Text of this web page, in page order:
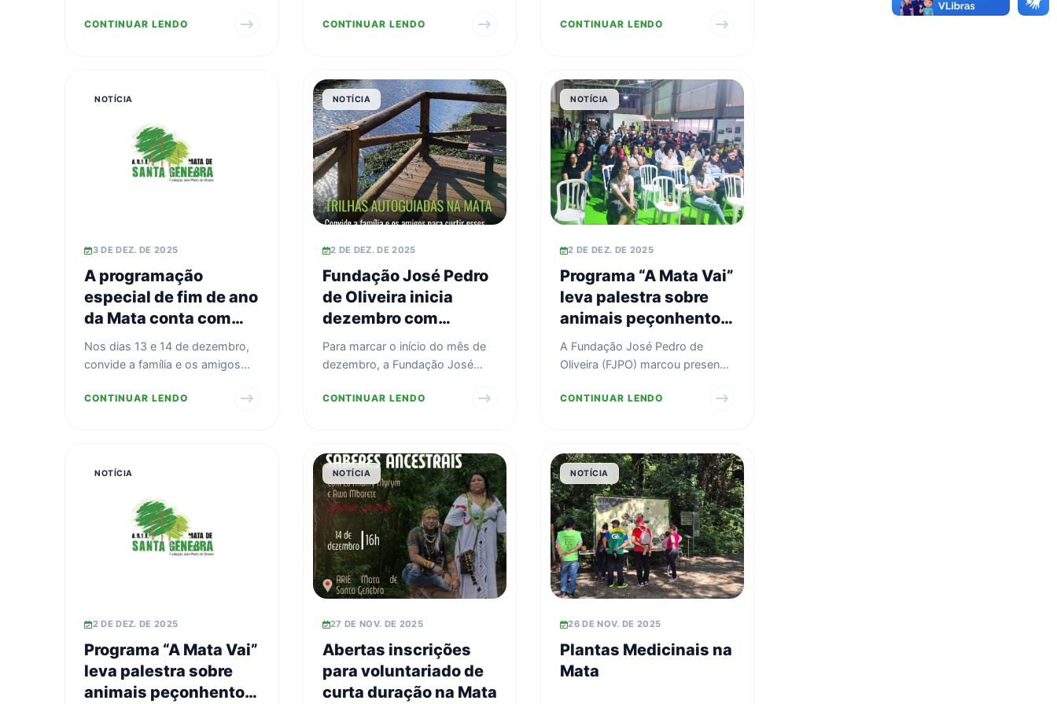
monitoradas com conduto...
CONTINUAR LENDO
Genebra.
CONTINUAR LENDO
caminhadas autoguiadas c...
CONTINUAR LENDO
NOTÍCIA
3 DE DEZ. DE 2025
A programação
especial de fim de ano
da Mata conta com
diversas opções para
visitas monitoradas
credenciados em
contratar um
seu grupo será
acompanhado por um
profissional com fo
Nos dias 13 e 14 de dezembro,
convide a família e os amigos
caminhadas autoguiadas c...
CONTINUAR LENDO
NOTÍCIA
2 DE DEZ. DE 2025
Fundação José Pedro
de Oliveira inicia
dezembro com
palestra sobre
prevenção ao câncer
Para marcar o início do mês de
dezembro, a Fundação José
meio da Comissão de ...
CONTINUAR LENDO
NOTÍCIA
2 DE DEZ. DE 2025
Programa “A Mata Vai”
leva palestra sobre
animais peçonhentos
à SIPATMA da BYD
A Fundação José Pedro de
Oliveira (FJPO) marcou presença
de Acidentes do Tra...
CONTINUAR LENDO
NOTÍCIA
2 DE DEZ. DE 2025
Programa “A Mata Vai”
leva palestra sobre
animais peçonhentos
NOTÍCIA
27 DE NOV. DE 2025
Abertas inscrições
para voluntariado de
curta duração na Mata
NOTÍCIA
26 DE NOV. DE 2025
Plantas Medicinais na
Mata